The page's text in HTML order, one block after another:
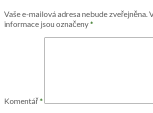
Vaše e-mailová adresa nebude zveřejněna.
informace jsou označeny*
Komentář*